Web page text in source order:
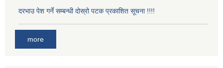
दरभाउ पेश गर्ने सम्बन्धी दोस्रो पटक प्रकाशित सूचना !!!!
more